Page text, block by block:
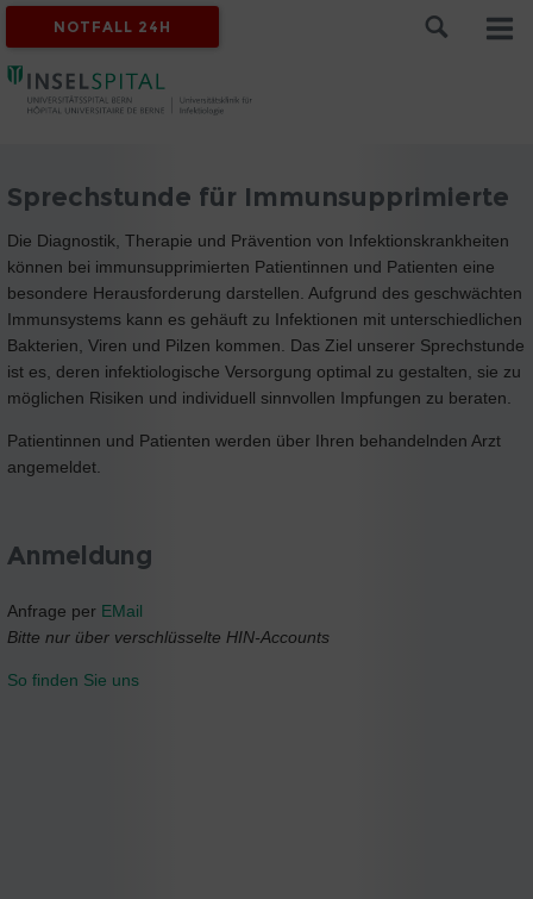
NOTFALL 24H
Sprechstunde für Immunsupprimierte
Die Diagnostik, Therapie und Prävention von Infektionskrankheiten
können bei immunsupprimierten Patientinnen und Patienten eine
besondere Herausforderung darstellen. Aufgrund des geschwächten
Immunsystems kann es gehäuft zu Infektionen mit unterschiedlichen
Bakterien, Viren und Pilzen kommen. Das Ziel unserer Sprechstunde
ist es, deren infektiologische Versorgung optimal zu gestalten, sie zu
möglichen Risiken und individuell sinnvollen Impfungen zu beraten.
Patientinnen und Patienten werden über Ihren behandelnden Arzt
angemeldet.
Anmeldung
Anfrage per EMail
Bitte nur über verschlüsselte HIN-Accounts
So finden Sie uns